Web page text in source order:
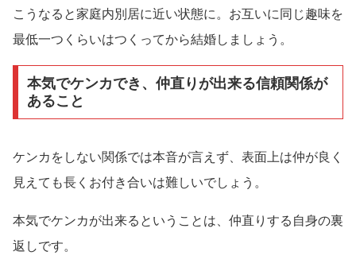
こうなると家庭内別居に近い状態に。お互いに同じ趣味を
最低一つくらいはつくってから結婚しましょう。
本気でケンカでき、仲直りが出来る信頼関係が
あること
ケンカをしない関係では本音が言えず、表面上は仲が良く
見えても長くお付き合いは難しいでしょう。
本気でケンカが出来るということは、仲直りする自身の裏
返しです。